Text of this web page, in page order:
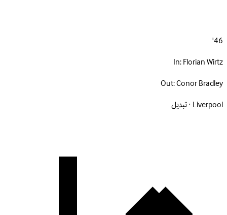
46'
In:Florian Wirtz
Out:Conor Bradley
Liverpool · تبديل